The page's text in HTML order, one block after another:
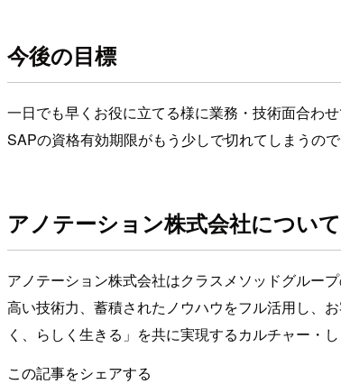
今後の目標
一日でも早くお役に立てる様に業務・技術面合わ
SAPの資格有効期限がもう少しで切れてしまうの
アノテーション株式会社について
アノテーション株式会社はクラスメソッドグルー
高い技術力、蓄積されたノウハウをフル活用し、
く、らしく生きる」を共に実現するカルチャー・
この記事をシェアする